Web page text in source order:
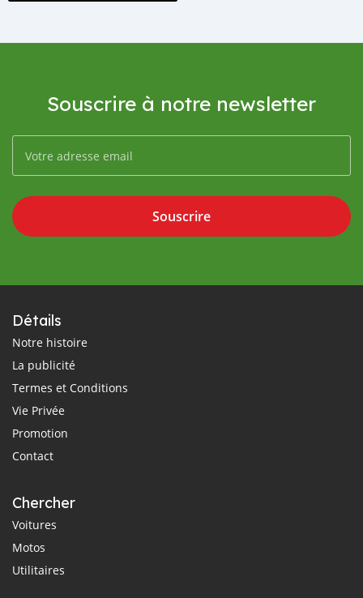
Souscrire à notre newsletter
Souscrire
Détails
Notre histoire
La publicité
Termes et Conditions
Vie Privée
Promotion
Contact
Chercher
Voitures
Motos
Utilitaires